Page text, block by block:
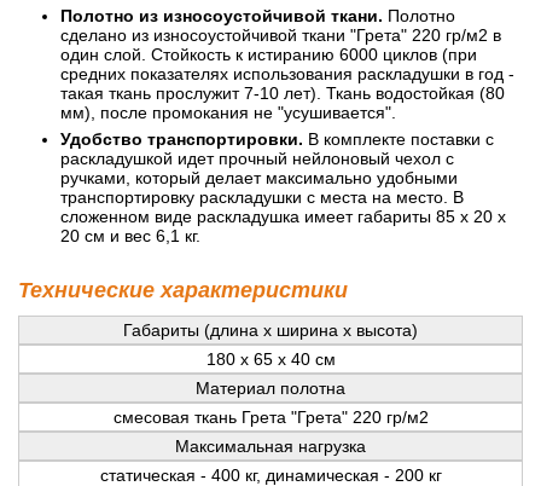
Полотно из износоустойчивой ткани. Полотно
сделано из износоустойчивой ткани "Грета" 220 гр/м2 в
один слой. Стойкость к истиранию 6000 циклов (при
средних показателях использования раскладушки в год -
такая ткань прослужит 7-10 лет). Ткань водостойкая (80
мм), после промокания не "усушивается".
Удобство транспортировки. В комплекте поставки с
раскладушкой идет прочный нейлоновый чехол с
ручками, который делает максимально удобными
транспортировку раскладушки с места на место. В
сложенном виде раскладушка имеет габариты 85 x 20 x
20 см и вес 6,1 кг.
Технические характеристики
Габариты (длина x ширина x высота)
180 x 65 x 40 см
Материал полотна
смесовая ткань Грета "Грета" 220 гр/м2
Максимальная нагрузка
статическая - 400 кг, динамическая - 200 кг